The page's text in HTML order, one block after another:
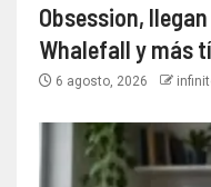
Obsession,
Whalefall y más
6 agosto, 2026